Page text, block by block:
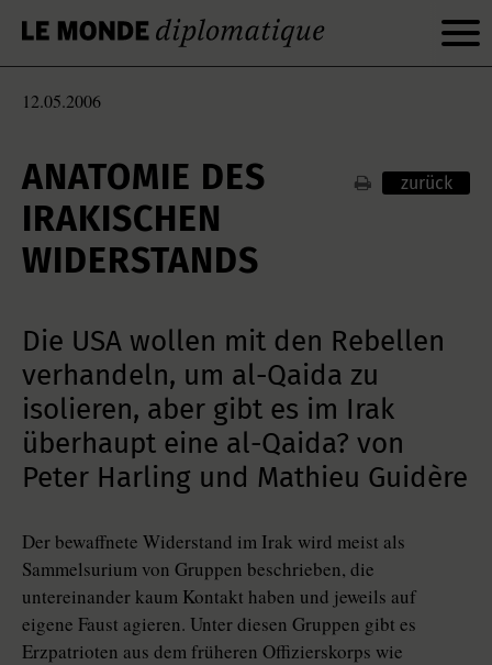
12.05.2006
ANATOMIE DES
IRAKISCHEN
WIDERSTANDS
zurück
Die USA wollen mit den Rebellen
verhandeln, um al-Qaida zu
isolieren, aber gibt es im Irak
überhaupt eine al-Qaida? von
Peter Harling und Mathieu Guidère
Der bewaffnete Widerstand im Irak wird meist als
Sammelsurium von Gruppen beschrieben, die
untereinander kaum Kontakt haben und jeweils auf
eigene Faust agieren. Unter diesen Gruppen gibt es
Erzpatrioten aus dem früheren Offizierskorps wie